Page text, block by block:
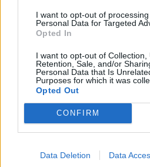
I want to opt-out of
Personal Data for Targeted
Opted In
I want to opt-out of Collection,
Retention, Sale, and/or
Personal Data that Is
Purposes for which it was
Opted Out
CONFIRM
Data Deletion Data
Czy znasz stolice